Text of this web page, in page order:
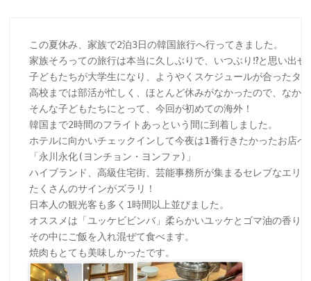
この夏休み、家族で2泊3日の韓国旅行へ行ってきました。
家族そろっての旅行は本当に久しぶりで、いつぶり⁉︎と思い出せ
子どもたちが大学生になり、ようやくスケジュールが合ったタ
高校までは部活が忙しく、ほとんど休みがなかったので、なか
そんな子どもたちにとって、今回が初めての海外！
韓国まで2時間のフライトあっという間に到着しました。
ホテルに向かいチェックインして今夜は1番行きたかったお店へ
「永川永化(ヨンチョン・ヨンファ)」
ハイブランド、高級住宅街、芸能事務所が集まるセレブなエリ
たくさんのサインがズラリ！
日本人の観光客も多く1時間以上並びました。
オススメは「ユッケビビンバ」柔らかいユッケとゴマ油の香り！
その中にご飯を入れ混ぜて食べます。